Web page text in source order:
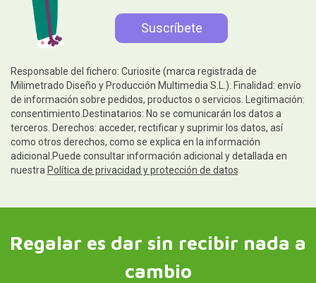
Responsable del fichero: Curiosite (marca registrada de
Milimetrado Diseño y Producción Multimedia S.L.). Finalidad: envío
de información sobre pedidos, productos o servicios. Legitimación:
consentimiento.Destinatarios: No se comunicarán los datos a
terceros. Derechos: acceder, rectificar y suprimir los datos, así
como otros derechos, como se explica en la información
adicional.Puede consultar información adicional y detallada en
nuestra Política de privacidad y protección de datos
Regalar es dar sin recibir nada a
cambio